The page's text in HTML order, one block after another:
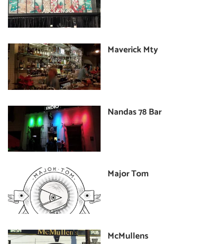
Maverick Mty
Nandas 78 Bar
Major Tom
McMullens